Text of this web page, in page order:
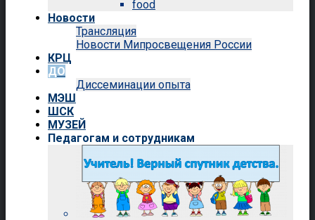
food
Новости
Трансляция
Новости Мипросвещения России
КРЦ
ДО
Диссеминации опыта
МЭШ
ШСК
МУЗЕЙ
Педагогам и сотрудникам